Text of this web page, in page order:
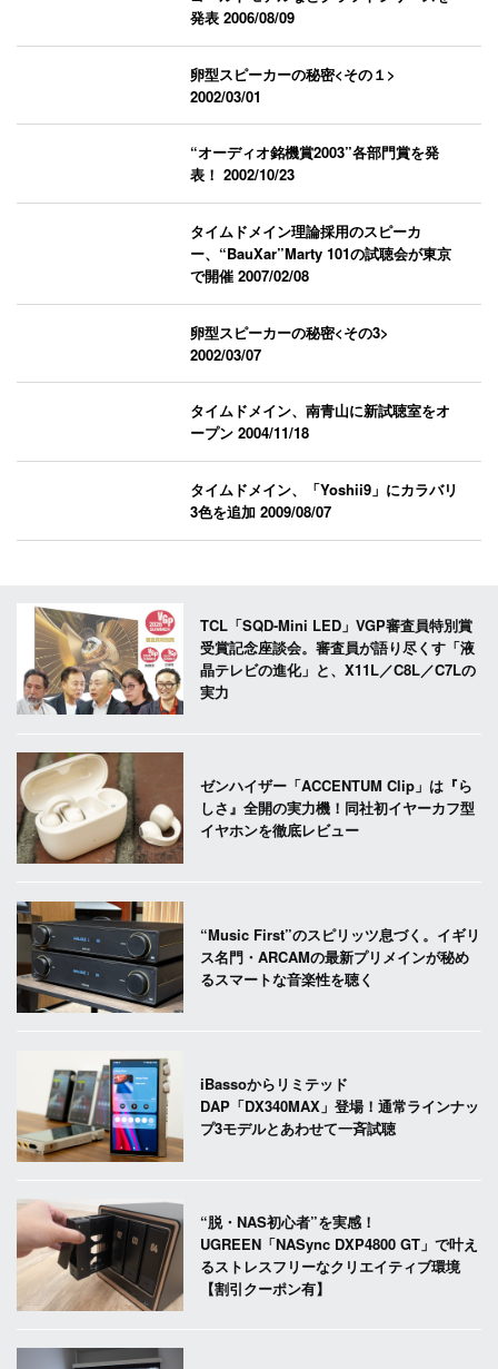
発表2006/08/09
卵型スピーカーの秘密<その１>
2002/03/01
“オーディオ銘機賞2003”各部門賞を発
表！2002/10/23
タイムドメイン理論採用のスピーカ
ー、“BauXar”Marty 101の試聴会が東京
で開催2007/02/08
卵型スピーカーの秘密<その3>
2002/03/07
タイムドメイン、南青山に新試聴室をオ
ープン2004/11/18
タイムドメイン、「Yoshii9」にカラバリ
3色を追加2009/08/07
TCL「SQD-Mini LED」VGP審査員特別賞
受賞記念座談会。審査員が語り尽くす「液
晶テレビの進化」と、X11L／C8L／C7Lの
実力
ゼンハイザー「ACCENTUM Clip」は『ら
しさ』全開の実力機！同社初イヤーカフ型
イヤホンを徹底レビュー
“Music First”のスピリッツ息づく。イギリ
ス名門・ARCAMの最新プリメインが秘め
るスマートな音楽性を聴く
iBassoからリミテッド
DAP「DX340MAX」登場！通常ラインナッ
プ3モデルとあわせて一斉試聴
“脱・NAS初心者”を実感！
UGREEN「NASync DXP4800 GT」で叶え
るストレスフリーなクリエイティブ環境
【割引クーポン有】